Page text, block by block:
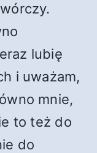
lubię
i uważam,
mnie,
to też do
do